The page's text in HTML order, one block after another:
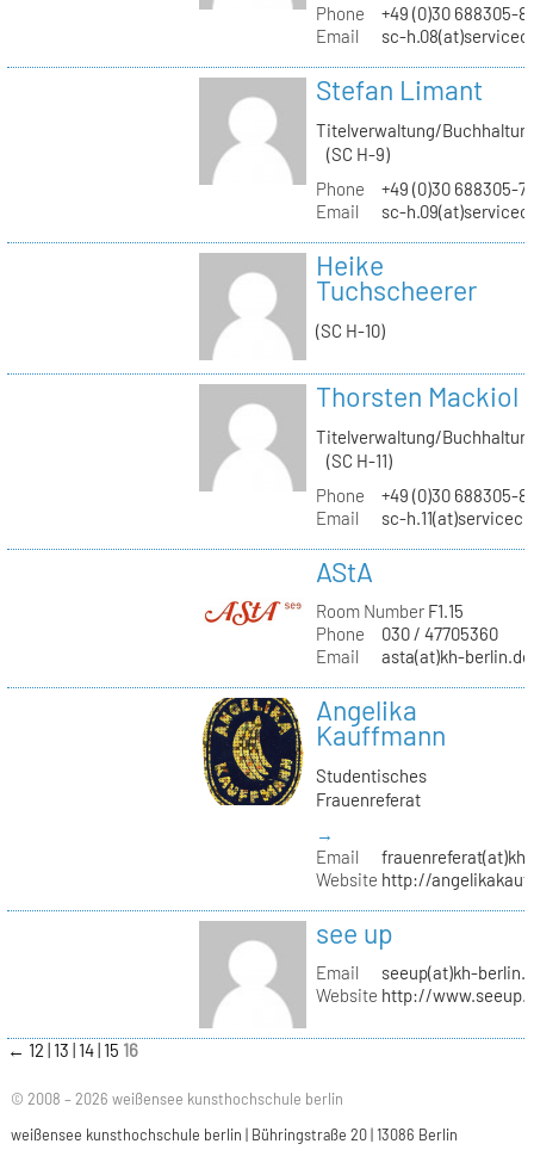
Phone
+49 (0)30 688305-
Email
sc-
Stefan Limant
Titelverwaltung/
(SC H-9)
Phone
+49 (0)30 688305-
Email
sc-
Heike
Tuchscheerer
(SC H-10)
Thorsten Mackiol
Titelverwaltung/
(SC H-11)
Phone
+49 (0)30 688305-
Email
sc-
AStA
Room NumberF1.15
Phone
030 / 47705360
Email
asta(at)kh-berlin.de
Angelika
Kauffmann
Studentisches
Frauenreferat
→
Email
Website http://
see up
Email
seeup(at)kh-
Website http://
← 12 13 14 15 16
© 2008 – 2026 weißensee kunsthochschule berlin
weißensee kunsthochschule berlin | Bühringstraße 20 | 13086 Berlin